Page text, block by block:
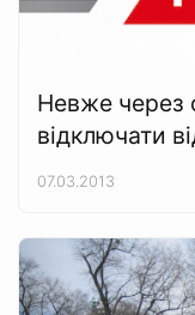
Невже через
відключати
07.03.2013